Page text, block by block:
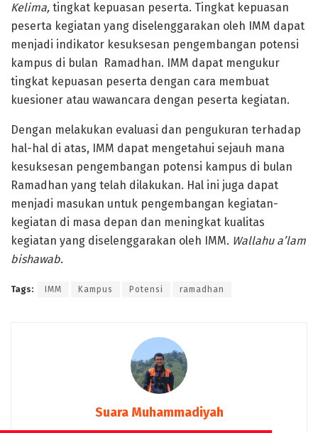
Kelima, tingkat kepuasan peserta. Tingkat kepuasan
peserta kegiatan yang diselenggarakan oleh IMM dapat
menjadi indikator kesuksesan pengembangan potensi
kampus di bulan Ramadhan. IMM dapat mengukur
tingkat kepuasan peserta dengan cara membuat
kuesioner atau wawancara dengan peserta kegiatan.
Dengan melakukan evaluasi dan pengukuran terhadap
hal-hal di atas, IMM dapat mengetahui sejauh mana
kesuksesan pengembangan potensi kampus di bulan
Ramadhan yang telah dilakukan. Hal ini juga dapat
menjadi masukan untuk pengembangan kegiatan-
kegiatan di masa depan dan meningkat kualitas
kegiatan yang diselenggarakan oleh IMM. Wallahu a’lam
bishawab.
Tags: IMM Kampus Potensi ramadhan
Suara Muhammadiyah